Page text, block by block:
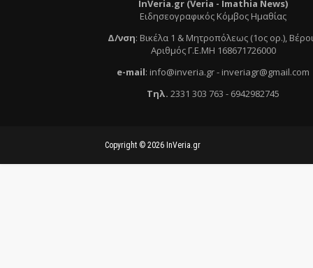
InVeria.gr (Veria - Ιmathia News)
Ειδησεογραφικός Κόμβος Ημαθίας
Δ/νση: Βικέλα 1 & Μητροπόλεως (1ος ορ.),
Αριθμός Γ.Ε.ΜΗ 168671726000
e-mail: info@inveria.gr- inveriagr@gmail.com
Τηλ. 2331 303 763 - 6942982745
Copyright © 2026 InVeria.gr